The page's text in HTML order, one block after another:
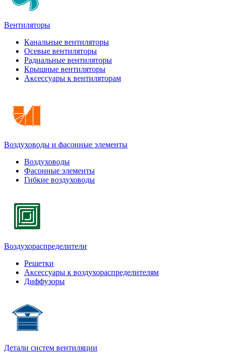
Вентиляторы
Канальные вентиляторы
Осевые вентиляторы
Радиальные вентиляторы
Крышные вентиляторы
Аксессуары к вентиляторам
Воздуховоды и фасонные элементы
Воздуховоды
Фасонные элементы
Гибкие воздуховоды
Воздухораспределители
Решетки
Аксессуары к воздухораспределителям
Диффузоры
Детали систем вентиляции